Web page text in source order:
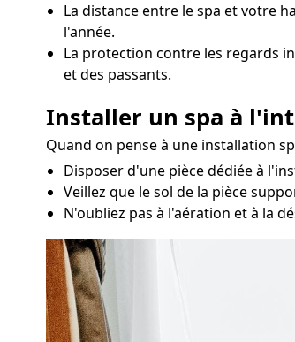
La distance entre le spa et votre
l'année.
La protection contre les regards
et des passants.
Installer un spa à
Quand on pense à une installation
Disposer d'une pièce dédiée à
Veillez que le sol de la pièce
N'oubliez pas à l'aération et à la